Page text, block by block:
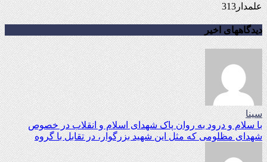
علمدار313
دیدگاههای اخیر
سینا
با سلام و درود به روان پاک شهدای اسلام و انقلاب در خصوص
شهدای مظلومی که مثل این شهید بزرگوار، در تقابل با گروه